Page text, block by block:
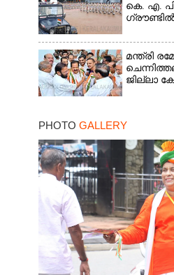
കെ. എ.
മന്ത്രി
ജില്ലാ
PHOTO GALLERY